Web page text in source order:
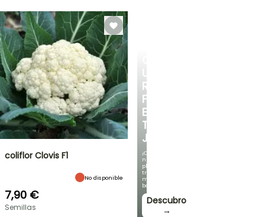
UN
RINCÓN
FRESCO
EN
TU
JARDÍN
¡Con
nuestras
plantas
trepadoras
más
bonitas!
Descubro
→
coliflor Clovis F1
No disponible
7,90 €
Semillas